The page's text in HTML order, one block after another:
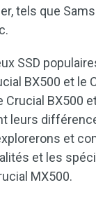
tels que
SSD
BX500 et le
BX500
leurs
et
et les
MX500.